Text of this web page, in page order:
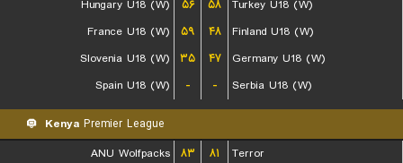
Hungary U18 (W)
۵۶ ۵۸
Turkey U18 (W)
France U18 (W)
۵۹ ۴۸
Finland U18 (W)
Slovenia U18 (W)
۳۵ ۴۷
Germany U18 (W)
Spain U18 (W)
- - Serbia U18 (W)
Kenya Premier League
ANU Wolfpacks
۸۳ ۸۱
Terror